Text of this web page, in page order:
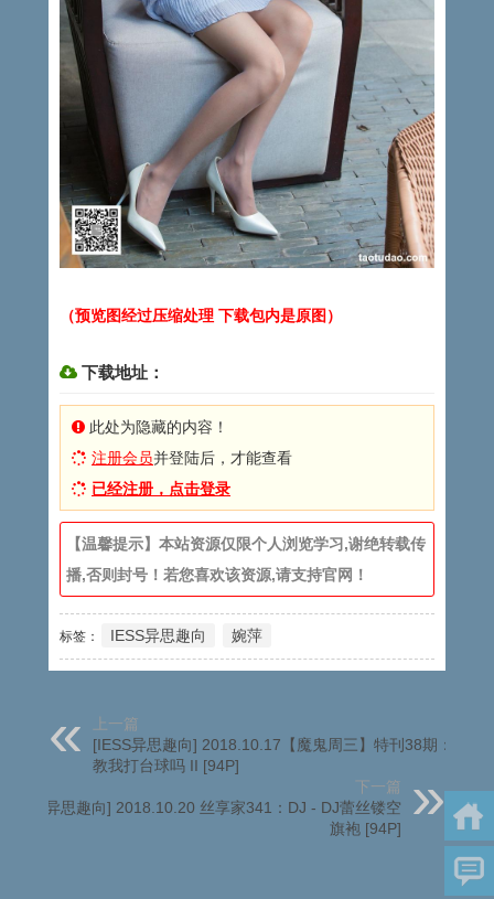
（预览图经过压缩处理 下载包内是原图）
下载地址：
此处为隐藏的内容！
注册会员并登陆后，才能查看
已经注册，点击登录
【温馨提示】本站资源仅限个人浏览学习,谢绝转载传
播,否则封号！若您喜欢该资源,请支持官网！
标签： IESS异思趣向 婉萍
上一篇
[IESS异思趣向] 2018.10.17【魔鬼周三】特刊38期：可以
教我打台球吗 II [94P]
下一篇
[IESS异思趣向] 2018.10.20 丝享家341：DJ - DJ蕾丝镂空
旗袍 [94P]